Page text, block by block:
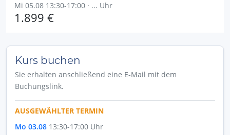
Mi 05.08 13:30-17:00 · ... Uhr
1.899 €
Kurs buchen
Sie erhalten anschließend eine E-Mail mit dem
Buchungslink.
AUSGEWÄHLTER TERMIN
Mo 03.08 13:30-17:00 Uhr